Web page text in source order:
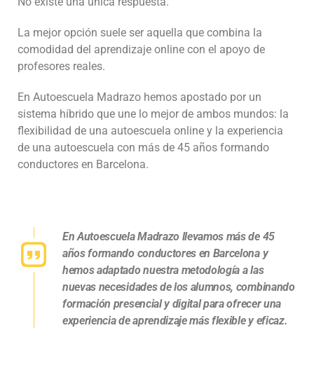
La mejor opción suele ser aquella que combina la
comodidad del aprendizaje online con el apoyo de
profesores reales.
En Autoescuela Madrazo hemos apostado por un
sistema híbrido que une lo mejor de ambos mundos: la
flexibilidad de una autoescuela online y la experiencia
de una autoescuela con más de 45 años formando
conductores en Barcelona.
En Autoescuela Madrazo llevamos más de 45
años formando conductores en Barcelona y
hemos adaptado nuestra metodología a las
nuevas necesidades de los alumnos, combinando
formación presencial y digital para ofrecer una
experiencia de aprendizaje más flexible y eficaz.